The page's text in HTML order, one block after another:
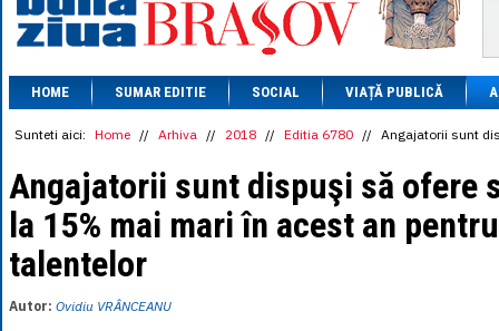
1 AED= 1.1933
1 AUD= 2.7957
1 BGN= 2.5449
1 CAD= 3.1559
1 CHF= 5.2813
1 CNY= 0.6015
1 DKK
= 0.6668
1 EGP= 0.0860
= 1.2223
1 INR= 0.0513
HOME SUMAR EDITIE SOCIAL VIAȚĂ PUBLICĂ
Sunteti aici: Home // Arhiva // 2018 // Editia 6780 // Angajatorii sunt
Angajatorii sunt dispuşi să ofere
la 15% mai mari în acest an
talentelor
Autor: Ovidiu VRÂNCEANU